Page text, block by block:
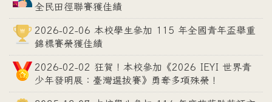
全民田徑聯賽獲佳績
2026-02-06 本校學生參加 115 年全國青年盃舉重
錦標賽榮獲佳績
2026-02-02 狂賀！本校參加《2026 IEYI 世界青
少年發明展：臺灣選拔賽》勇奪多項殊榮！